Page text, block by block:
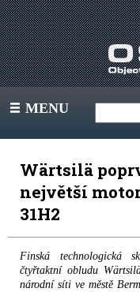
III MENU
Wärtsilä
největší
31H2
Finská technologická
čtyřtaktní obludu
národní síti ve městě